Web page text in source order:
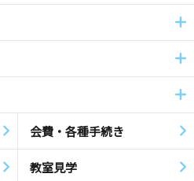
会費・各種手続き
教室見学